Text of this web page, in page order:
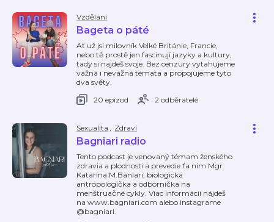
Vzdělání
Bageta o páté
Ať už jsi milovník Velké Británie, Francie,
nebo tě prostě jen fascinují jazyky a kultury,
tady si najdeš svoje. Bez cenzury vytahujeme
vážná i nevážná témata a propojujeme tyto
dva světy.
20 epizod
2 odběratelé
Sexualita , Zdraví
Bagniari radio
Tento podcast je venovaný témam ženského
zdravia a plodnosti a prevedie ťa ním Mgr.
Katarína M.Baniari, biologická
antropologička a odborníčka na
menštruačné cykly. Viac informácii nájdeš
na www.bagniari.com alebo instagrame
@bagniari.